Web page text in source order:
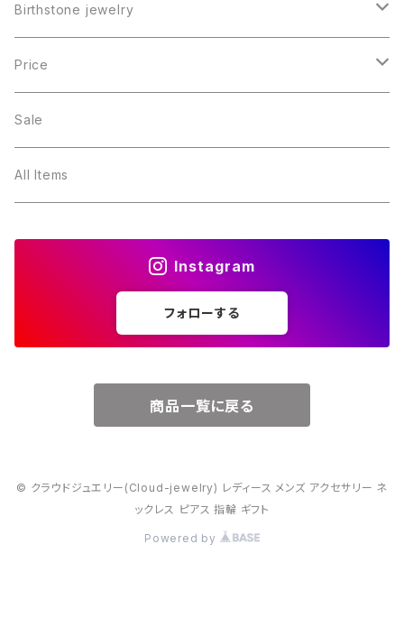
Birthstone jewelry
１月・ガーネット
２月・アメジスト
３月・アクアマリン
Price
～5000円
～10000円
Sale
All Items
Instagram
フォローする
商品一覧に戻る
© クラウドジュエリー(Cloud-jewelry) レディース メンズ アクセサリー ネ
ックレス ピアス 指輪 ギフト
Powered by